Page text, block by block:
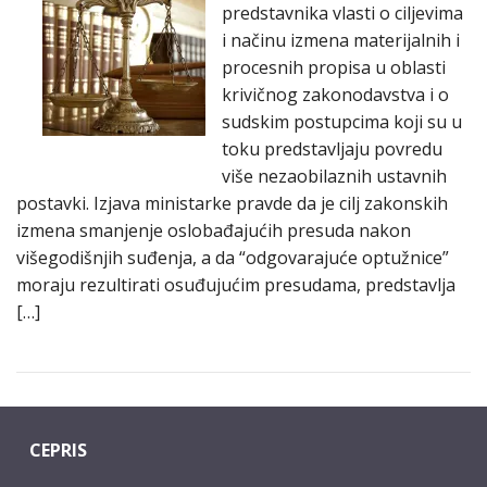
predstavnika vlasti o ciljevima
i načinu izmena materijalnih i
procesnih propisa u oblasti
krivičnog zakonodavstva i o
sudskim postupcima koji su u
toku predstavljaju povredu
više nezaobilaznih ustavnih
postavki. Izjava ministarke pravde da je cilj zakonskih
izmena smanjenje oslobađajućih presuda nakon
višegodišnjih suđenja, a da “odgovarajuće optužnice”
moraju rezultirati osuđujućim presudama, predstavlja
[…]
CEPRIS